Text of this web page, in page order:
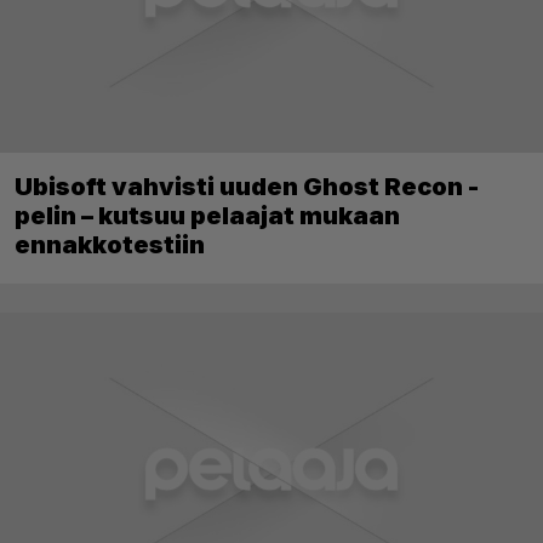
Ubisoft vahvisti uuden Ghost Recon -
pelin – kutsuu pelaajat mukaan
ennakkotestiin